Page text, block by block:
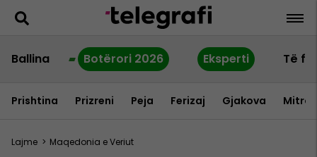
Ballina Botërori 2026 Eksperti Të
Prishtina Prizreni Peja Ferizaj Gjakova
Lajme > Maqedonia e Veriut